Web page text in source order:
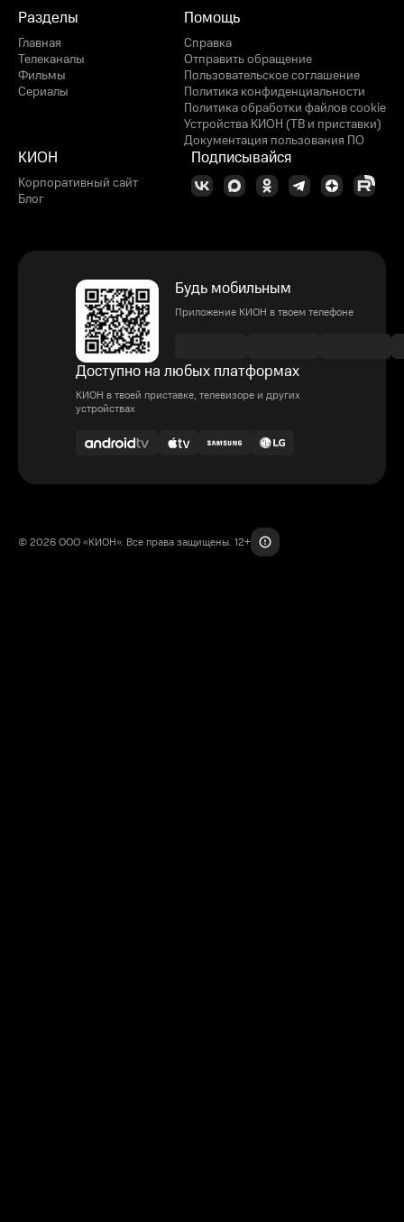
Разделы
Главная
Телеканалы
Фильмы
Сериалы
Помощь
Справка
Отправить обращение
Пользовательское соглашение
Политика конфиденциальности
Политика обработки файлов cookie
Устройства КИОН (ТВ и приставки)
Документация пользования ПО
КИОН
Корпоративный сайт
Блог
Подписывайся
Будь мобильным
Приложение КИОН в твоем телефоне
Доступно на любых платформах
КИОН в твоей приставке, телевизоре и других
устройствах
© 2026 ООО «КИОН». Все права защищены. 12+